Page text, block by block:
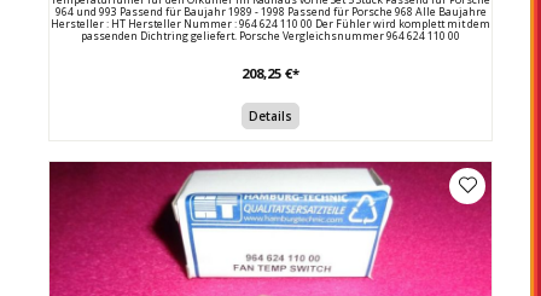
964 und 993 Passend für Baujahr 1989 - 1998 Passend für Porsche 968 Alle Baujahre
Hersteller : HT Hersteller Nummer : 964 624 110 00 Der Fühler wird komplett mit dem
passenden Dichtring geliefert. Porsche Vergleichsnummer 964 624 110 00
208,25 €*
Details